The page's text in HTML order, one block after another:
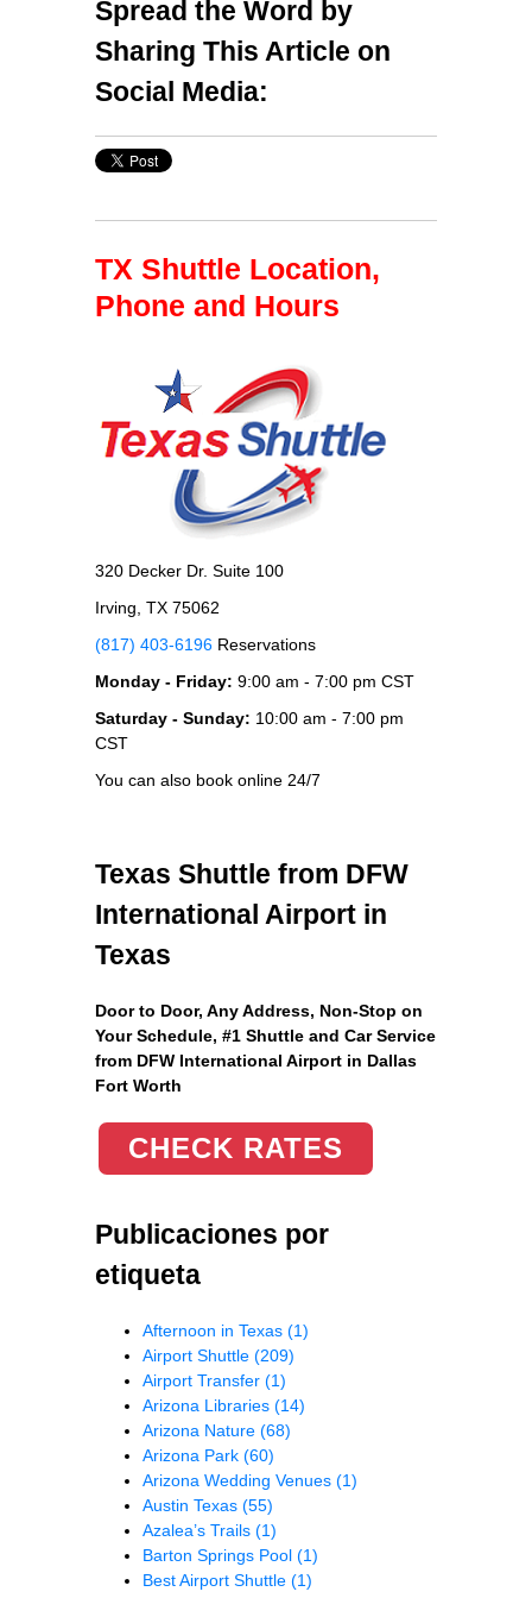
Spread the Word by
Sharing This Article on
Social Media:
TX Shuttle Location,
Phone and Hours
320 Decker Dr. Suite 100
Irving, TX 75062
(817) 403-6196 Reservations
Monday - Friday: 9:00 am - 7:00 pm CST
Saturday - Sunday: 10:00 am - 7:00 pm
CST
You can also book online 24/7
Texas Shuttle from DFW
International Airport in
Texas
Door to Door, Any Address, Non-Stop on
Your Schedule, #1 Shuttle and Car Service
from DFW International Airport in Dallas
Fort Worth
CHECK RATES
Publicaciones por
etiqueta
Afternoon in Texas (1)
Airport Shuttle (209)
Airport Transfer (1)
Arizona Libraries (14)
Arizona Nature (68)
Arizona Park (60)
Arizona Wedding Venues (1)
Austin Texas (55)
Azalea’s Trails (1)
Barton Springs Pool (1)
Best Airport Shuttle (1)